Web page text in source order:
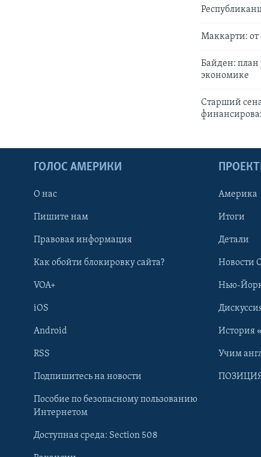
Learning English
Маккарти: от
Байден: план
экономике
Старший
ГОЛОС АМЕРИКИ
О нас
Пишите нам
Правовая информация
Как обойти блокировку сайта?
VOA+
iOS
Android
RSS
Подпишитесь на новости
Пособие по безопасному пользованию
Интернетом
Доступная среда: Section 508
Америка
Итоги
Детали
Новости
Нью-
История
Учим